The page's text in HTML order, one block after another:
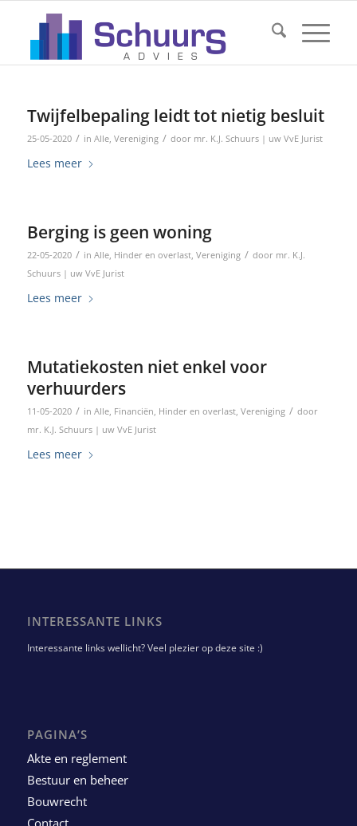
Twijfelbepaling leidt tot nietig besluit
25-05-2020 / in Alle, Vereniging / door mr. K.J. Schuurs | uw VvE Jurist
Lees meer
Berging is geen woning
22-05-2020 / in Alle, Hinder en overlast, Vereniging / door mr. K.J.
Schuurs | uw VvE Jurist
Lees meer
Mutatiekosten niet enkel voor
verhuurders
11-05-2020 / in Alle, Financiën, Hinder en overlast, Vereniging / door
mr. K.J. Schuurs | uw VvE Jurist
Lees meer
INTERESSANTE LINKS
Interessante links wellicht? Veel plezier op deze site :)
PAGINA’S
Akte en reglement
Bestuur en beheer
Bouwrecht